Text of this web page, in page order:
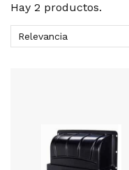
Hay 2 productos.
Relevancia